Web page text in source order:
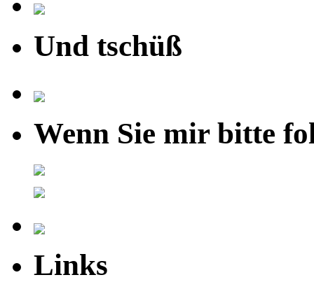
Und tschüß
Wenn Sie mir bitte
Links